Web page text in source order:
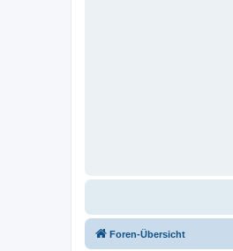
Foren-Übersicht